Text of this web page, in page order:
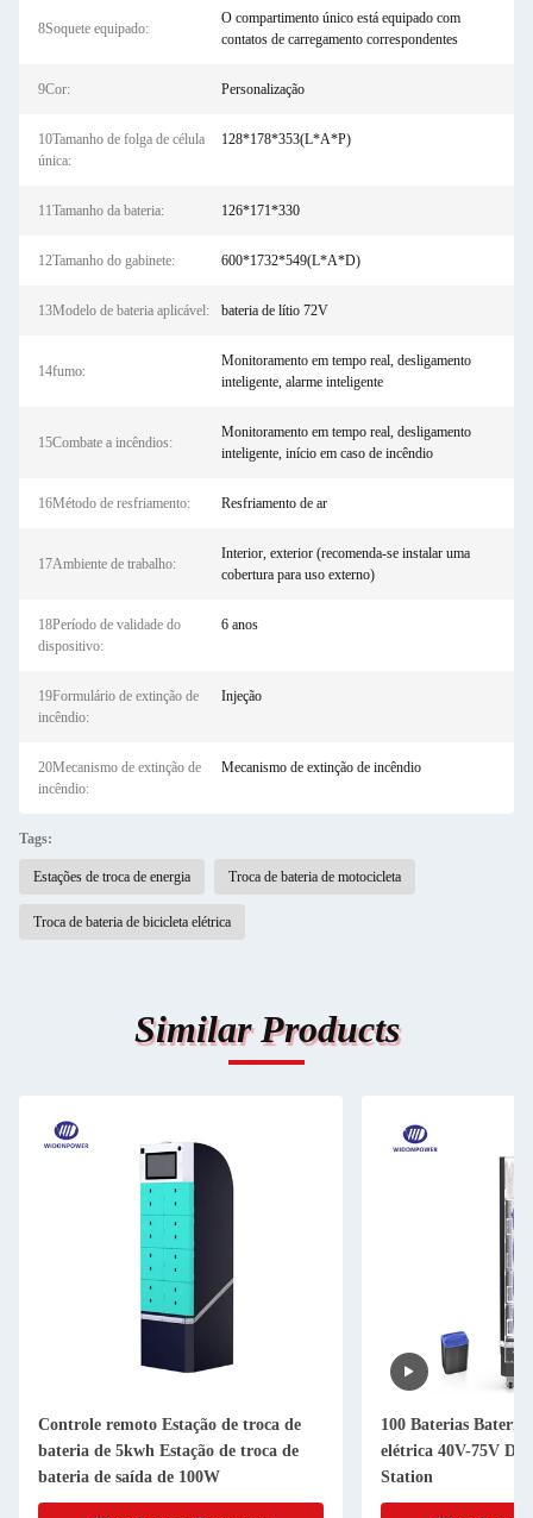
8Soquete equipado:
O compartimento único está equipado com
contatos de carregamento correspondentes
9Cor: Personalização
10Tamanho de folga de célula
única:
128*178*353(L*A*P)
11Tamanho da bateria: 126*171*330
12Tamanho do gabinete: 600*1732*549(L*A*D)
13Modelo de bateria aplicável: bateria de lítio 72V
14fumo:
Monitoramento em tempo real, desligamento
inteligente, alarme inteligente
15Combate a incêndios:
Monitoramento em tempo real, desligamento
inteligente, início em caso de incêndio
16Método de resfriamento: Resfriamento de ar
17Ambiente de trabalho:
Interior, exterior (recomenda-se instalar uma
cobertura para uso externo)
18Período de validade do
dispositivo:
6 anos
19Formulário de extinção de
incêndio:
Injeção
20Mecanismo de extinção de
incêndio:
Mecanismo de extinção de incêndio
Tags:
Estações de troca de energia Troca de bateria de motocicleta
Troca de bateria de bicicleta elétrica
Similar Products
Controle remoto Estação de troca de
bateria de 5kwh Estação de troca de
bateria de saída de 100W
100 Baterias Bateria
elétrica 40V-75V DC
Station